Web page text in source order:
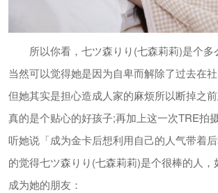
所以你看，七ツ森りり(七森莉莉)是个
当然可以觉得她是因为自卑而解除了过去在
但她其实是担心造成人家的麻烦所以断掉之
真的是个贴心的好孩子;再加上这一次TRE拍
听她说「成为金卡后想利用自己的人气带着
的觉得七ツ森りり(七森莉莉)是个很棒的人，
成为她的朋友：